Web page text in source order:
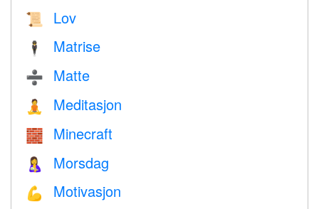
📜 Lov
🕴️ Matrise
➗ Matte
🧘 Meditasjon
🧱 Minecraft
🤱 Morsdag
💪 Motivasjon